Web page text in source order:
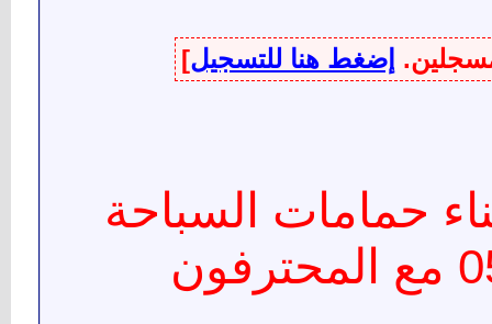
إضغط هنا للتسجيل]
حمامات السباحة